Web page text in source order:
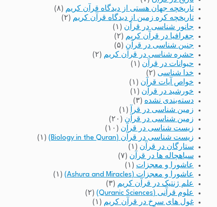
تاریخچه جهان هستی از دیدگاه قرآن کریم (۸)
تاریخچه کره زمین از دیدگاه قرآن کریم (۲)
جانور شناسی در قرآن (۱)
جغرافیا در قرآن کریم (۲)
جنین شناسی در قرآن (۵)
حشره شناسی در قرآن کریم (۲)
حیوانات در قرآن (۱)
خدا شناسی (۲)
خواص آیات قرآن (۱)
خورشید در قرآن (۱)
دسته‌بندی نشده (۳)
زمین شناسی در قرآ
(۱)
زمین شناسی در قرآن (۲۰)
زیست شناسی در قرآن (۱۰)
زیست شناسی در قرآن (Biology in the Quran)
(۱)
ستارگان در قرآن (۱)
سیاهچاله ها در قرآن (۷)
عاشورا و معجزات (۱)
عاشورا و معجزات (Ashura and Miracles)
(۱)
علم ژنتیک در قرآن کریم (۳)
علوم قرآنی (Quranic Sciences)
(۲)
غول های سرخ در قرآن کریم (۱)